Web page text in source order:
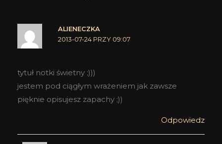
ALIENECZKA
2013-07-24 PRZY 09:07
tytuł notki świetny ;)))
jestem pod ciągłym wrażeniem jak zawsze
pięknie opisujesz zapachy ;))
Odpowiedz